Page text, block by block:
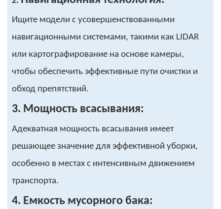
Ищите модели с усовершенствованными
навигационными системами, такими как LIDAR
или картографирование на основе камеры,
чтобы обеспечить эффективные пути очистки и
обход препятствий.
3. Мощность всасывания:
Адекватная мощность всасывания имеет
решающее значение для эффективной уборки,
особенно в местах с интенсивным движением
транспорта.
4. Емкость мусорного бака: